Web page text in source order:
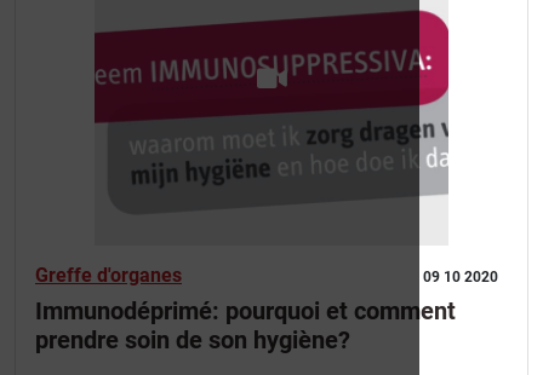
09 10 2020
Greffe d'organes
Immunodéprimé: pourquoi et comment
prendre soin de son hygiène?